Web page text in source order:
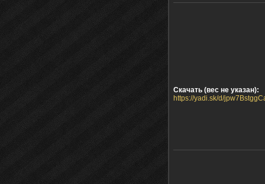
Скачать (вес не указан):
https://yadi.sk/d/